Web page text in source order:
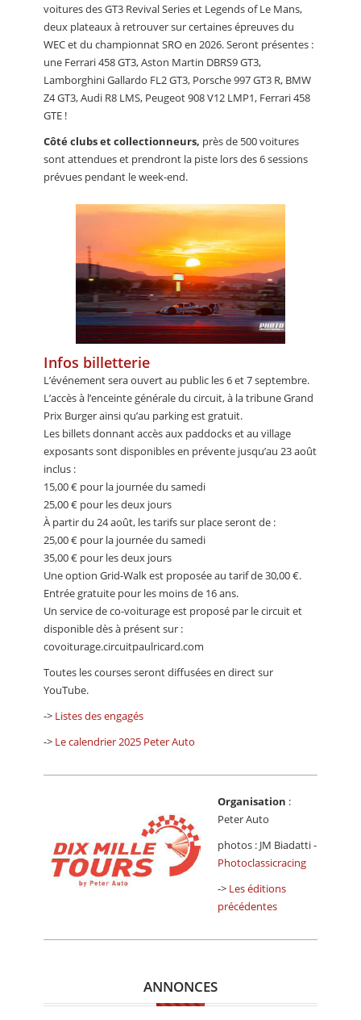
voitures des GT3 Revival Series et Legends of Le Mans,
deux plateaux à retrouver sur certaines épreuves du
WEC et du championnat SRO en 2026. Seront présentes :
une Ferrari 458 GT3, Aston Martin DBRS9 GT3,
Lamborghini Gallardo FL2 GT3, Porsche 997 GT3 R, BMW
Z4 GT3, Audi R8 LMS, Peugeot 908 V12 LMP1, Ferrari 458
GTE !
Côté clubs et collectionneurs, près de 500 voitures
sont attendues et prendront la piste lors des 6 sessions
prévues pendant le week-end.
Infos billetterie
L’événement sera ouvert au public les 6 et 7 septembre.
L’accès à l’enceinte générale du circuit, à la tribune Grand
Prix Burger ainsi qu’au parking est gratuit.
Les billets donnant accès aux paddocks et au village
exposants sont disponibles en prévente jusqu’au 23 août
inclus :
15,00 € pour la journée du samedi
25,00 € pour les deux jours
À partir du 24 août, les tarifs sur place seront de :
25,00 € pour la journée du samedi
35,00 € pour les deux jours
Une option Grid-Walk est proposée au tarif de 30,00 €.
Entrée gratuite pour les moins de 16 ans.
Un service de co-voiturage est proposé par le circuit et
disponible dès à présent sur :
covoiturage.circuitpaulricard.com
Toutes les courses seront diffusées en direct sur
YouTube.
-> Listes des engagés
-> Le calendrier 2025 Peter Auto
Organisation :
Peter Auto
photos : JM Biadatti -
Photoclassicracing
-> Les éditions
précédentes
ANNONCES